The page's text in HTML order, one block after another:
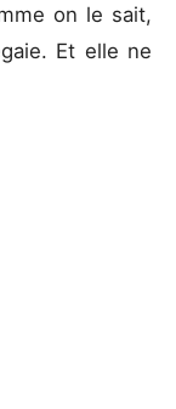
on le sait,
Et elle ne